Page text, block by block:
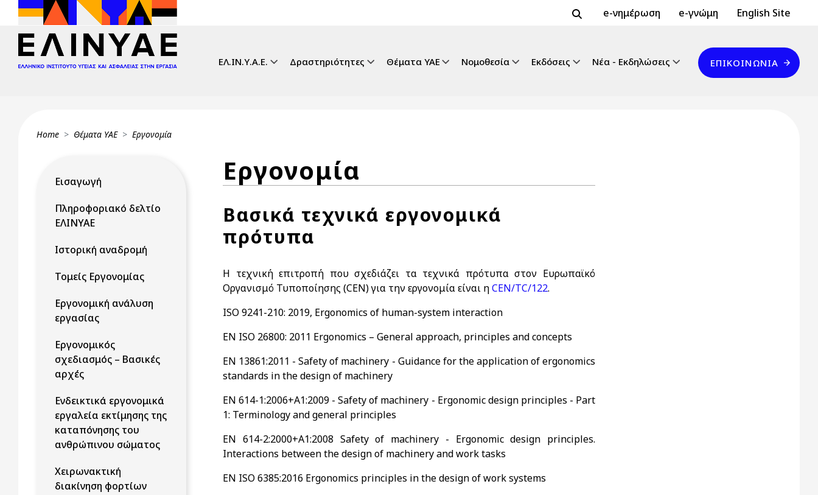
Skip to main content Header Top 2
e-νημέρωση e-γνώμη Header Top
English Site
ΕΛ.ΙΝ.Υ.Α.Ε. Δραστηριότητες Θέματα ΥΑΕ Νομοθεσία Εκδόσεις Νέα - Εκδηλώσεις
Επικοινωνία
ΕΠΙΚΟΙΝΩΝΊΑ
Breadcrumb
Home Θέματα ΥΑΕ Εργονομία
Εισαγωγή
Πληροφοριακό δελτίο
ΕΛΙΝΥΑΕ
Ιστορική αναδρομή
Τομείς Εργονομίας
Εργονομική ανάλυση
εργασίας
Εργονομικός
σχεδιασμός – Βασικές
αρχές
Ενδεικτικά εργονομικά
εργαλεία εκτίμησης της
καταπόνησης του
ανθρώπινου σώματος
Χειρωνακτική
διακίνηση φορτίων
Εργονομία
Βασικά τεχνικά εργονομικά
πρότυπα
H τεχνική επιτροπή που σχεδιάζει τα τεχνικά πρότυπα στον Ευρωπαϊκό
Οργανισμό Τυποποίησης (CEN) για την εργονομία είναι ηCEN/TC/122.
ISO 9241-210: 2019, Ergonomics of human-system interaction
EN ISO 26800: 2011 Ergonomics – General approach, principles and concepts
EN 13861:2011 - Safety of machinery - Guidance for the application of ergonomics
standards in the design of machinery
EN 614-1:2006+A1:2009 - Safety of machinery - Ergonomic design principles - Part
1: Terminology and general principles
EN 614-2:2000+A1:2008 Safety of machinery - Ergonomic design principles.
Interactions between the design of machinery and work tasks
EN ISO 6385:2016 Ergonomics principles in the design of work systems